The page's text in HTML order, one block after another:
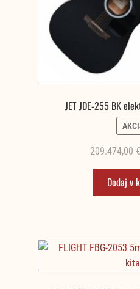
JET JDE-255 BK
209.474,00€
Dodaj v